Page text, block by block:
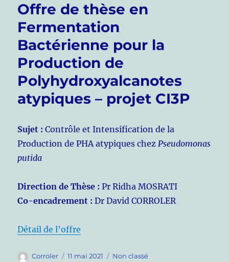
Offre de thèse en
Fermentation
Bactérienne pour la
Production de
Polyhydroxyalcanotes
atypiques – projet CI3P
Sujet :Contrôle et Intensification de la
Production de PHA atypiques chezPseudomonas
putida
Direction de Thèse :Pr Ridha MOSRATI
Co-encadrement : Dr David CORROLER
Détail de l’offre
Auteur
Corroler
Publié
11 mai 2021 Catégories
Non classé